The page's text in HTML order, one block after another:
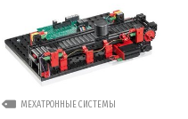
МЕХАТРОННЫЕ СИСТЕМЫ